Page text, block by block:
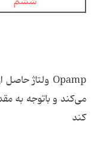
می‌كند و باتوجه به
كند